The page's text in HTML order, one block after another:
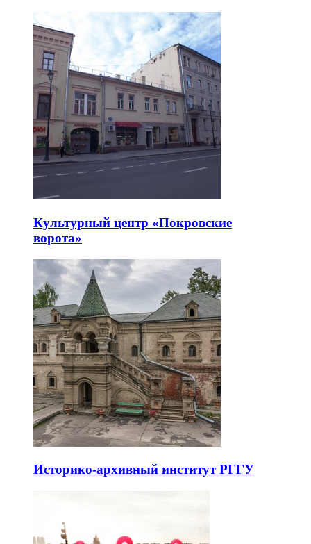
Культурный центр «Покровские
ворота»
Историко-архивный институт РГГУ